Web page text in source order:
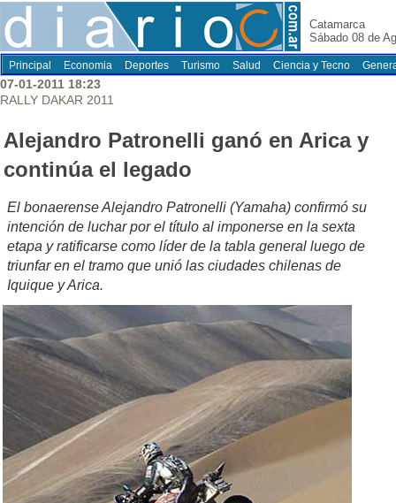
Catamarca
Sábado 08 de
Principal Economia Deportes Turismo Salud Ciencia y Tecno
07-01-2011 18:23
RALLY DAKAR 2011
Alejandro Patronelli ganó en Arica y
continúa el legado
El bonaerense Alejandro Patronelli (Yamaha) confirmó su
intención de luchar por el título al imponerse en la sexta
etapa y ratificarse como líder de la tabla general luego de
triunfar en el tramo que unió las ciudades chilenas de
Iquique y Arica.